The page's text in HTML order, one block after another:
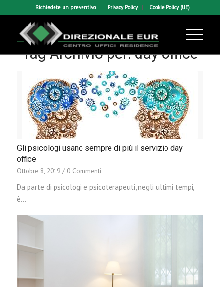
Richiedete un preventivo Privacy Policy Cookie Policy (UE)
Tag Archivio per:day office
Gli psicologi usano sempre di più il servizio day
office
Ottobre 8, 2019 / 0 Commenti
Da parte di psicologi e psicoterapeuti, negli ultimi tempi,
è…